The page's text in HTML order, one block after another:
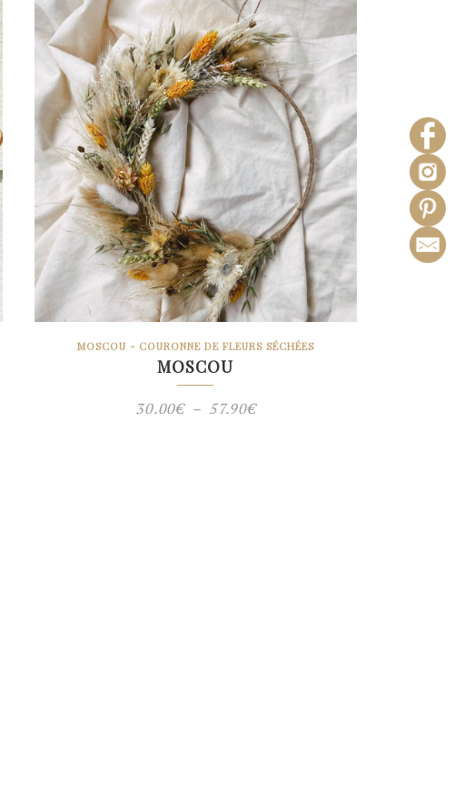
à
57.90€
MOSCOU - COURONNE DE FLEURS SÉCHÉES
MOSCOU
30.00€ – 57.90€Plage